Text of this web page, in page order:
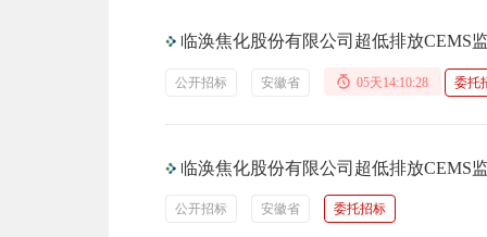
临涣焦化股份有限公司超低排放CEMS
公开招标 安徽省 05天14:10:27 委托
临涣焦化股份有限公司超低排放CEMS
公开招标 安徽省 委托招标